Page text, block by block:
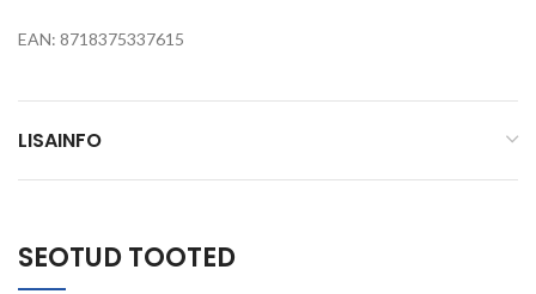
EAN: 8718375337615
LISAINFO
SEOTUD TOOTED